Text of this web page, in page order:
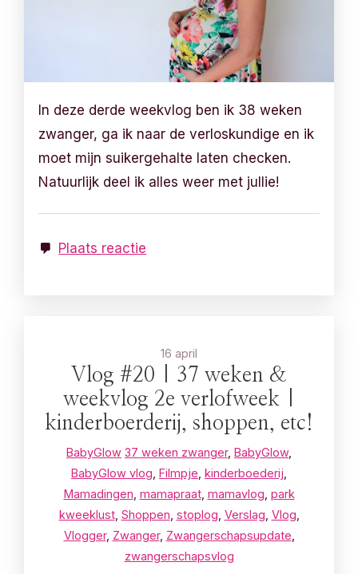
In deze derde weekvlog ben ik 38 weken
zwanger, ga ik naar de verloskundige en ik
moet mijn suikergehalte laten checken.
Natuurlijk deel ik alles weer met jullie!
Plaats reactie
16 april
Vlog #20 | 37 weken &
weekvlog 2e verlofweek |
kinderboerderij, shoppen, etc!
BabyGlow 37 weken zwanger, BabyGlow,
BabyGlow vlog Filmpje kinderboederij
Mamadingen mamapraat, mamavlog park
kweeklust, Shoppen stoplog Verslag Vlog
Vlogger, Zwanger, Zwangerschapsupdate
zwangerschapsvlog